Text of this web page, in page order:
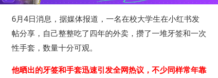
6月4日消息，据媒体报道，一名在校大学生在小红书发
帖分享，自己整整吃了四年的外卖，攒了一堆牙签和一次
性手套，数量十分可观。
他晒出的牙签和手套迅速引发全网热议，不少同样常年靠